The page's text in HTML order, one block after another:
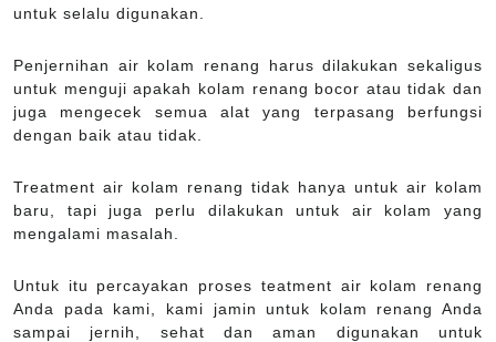
untuk selalu digunakan.
Penjernihan air kolam renang harus dilakukan sekaligus
untuk menguji apakah kolam renang bocor atau tidak dan
juga mengecek semua alat yang terpasang berfungsi
dengan baik atau tidak.
Treatment air kolam renang tidak hanya untuk air kolam
baru, tapi juga perlu dilakukan untuk air kolam yang
mengalami masalah.
Untuk itu percayakan proses teatment air kolam renang
Anda pada kami, kami jamin untuk kolam renang Anda
sampai jernih, sehat dan aman digunakan untuk